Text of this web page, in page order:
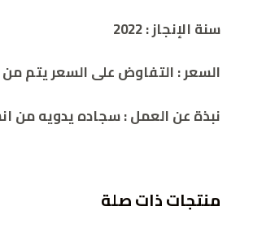
سنة الإنجاز:
2022
السعر:التفاوض على السعر يتم من خلال
نبذة عن العمل:سجاده يدويه من
منتجات ذات صلة